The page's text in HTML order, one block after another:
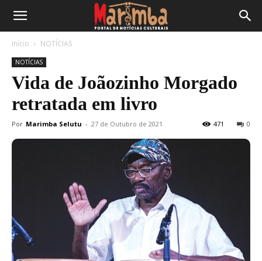
Início NOTÍCIAS
NOTÍCIAS
Vida de Joãozinho Morgado
retratada em livro
Por Marimba Selutu - 27 de Outubro de 2021 0
471